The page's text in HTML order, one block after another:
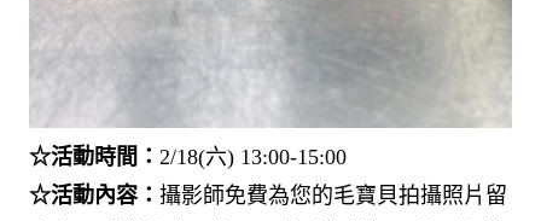
☆活動時間： 2/18(六) 13:00-15:00
☆活動內容： 攝影師免費為您的毛寶貝拍攝照片留